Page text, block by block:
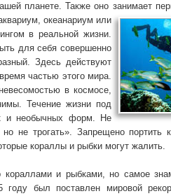
планете. Также оно занимает
океанариум или
в реальной жизни.
для себя совершенно
Здесь действуют
частью этого мира.
в космосе,
Течение жизни под
и необычных форм. Не
но не трогать». Запрещено
кораллы и рыбки могут жалить.
кораллами и рыбками, но самое
был поставлен мировой